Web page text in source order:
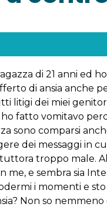
di 21 anni ed
di ansia anche
litigi dei miei
fatto vomitavo
sono comparsi
dei messaggi in
troppo male.
me, e sembra sia
i momenti e
Non so nemmeno